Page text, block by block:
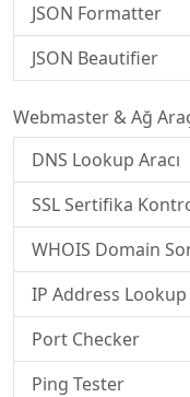
JSON Formatter
JSON Beautifier
Webmaster & Ağ
DNS Lookup Aracı
SSL Sertifika
WHOIS Domain
IP Address Lookup
Port Checker
Ping Tester